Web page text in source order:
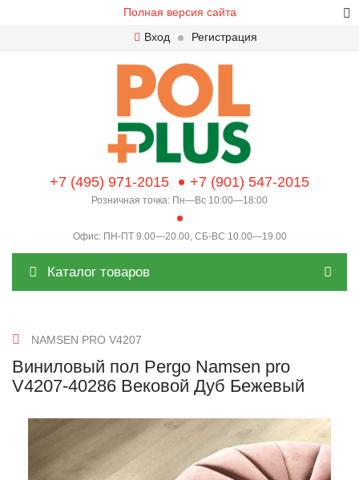
Полная версия сайта
Вход
Регистрация
+7 (495) 971-2015 +7 (901) 547-2015
Розничная точка: Пн—Вс 10:00—18:00
Офис: ПН-ПТ 9.00—20.00, СБ-ВС 10.00—19.00
Каталог товаров
NAMSEN PRO V4207
Виниловый пол Pergo Namsen pro
V4207-40286 Вековой Дуб Бежевый